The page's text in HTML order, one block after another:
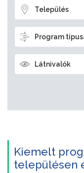
Település
Program
Látnivalók
Kiemelt
településen